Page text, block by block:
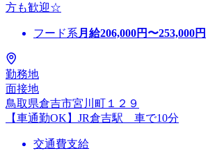
方も歓迎☆
フード系 月給206,000円〜253,000円
勤務地
面接地
鳥取県倉吉市宮川町１２９
【車通勤OK】JR倉吉駅 車で10分
交通費支給